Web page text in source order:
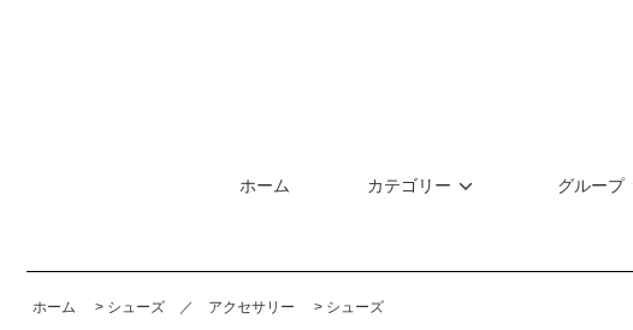
ホーム カテゴリー グループ
ホーム > シューズ ／ アクセサリー > シューズ